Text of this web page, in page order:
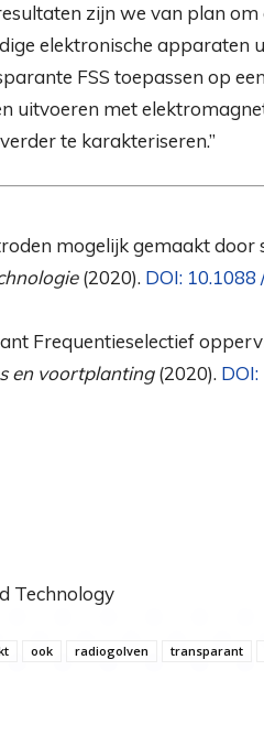
zijn we van plan om
elektronische apparaten
FSS toepassen op
uitvoeren met
te karakteriseren.”
mogelijk gemaakt door
(2020). DOI:
Frequentieselectief
en voortplanting(2020).
Technology
ook radiogolven transparant